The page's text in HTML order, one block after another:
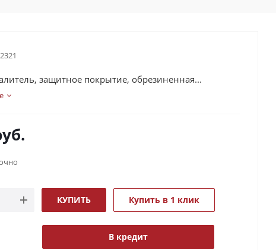
защитное покрытие, обрезиненная...
КУПИТЬ Купить в 1 клик
В кредит